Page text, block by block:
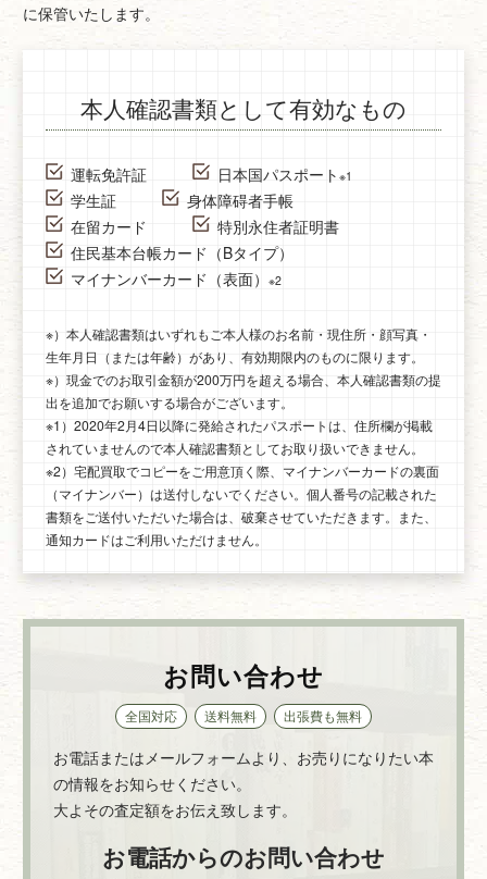
に保管いたします。
本人確認書類として有効なもの
運転免許証 日本国パスポート ※1
学生証
身体障碍者手帳
在留カード
特別永住者証明書
住民基本台帳カード（Bタイプ）
マイナンバーカード（表面） ※2
※）本人確認書類はいずれもご本人様のお名前・現住所・顔写真・
生年月日（または年齢）があり、有効期限内のものに限ります。
※）現金でのお取引金額が200万円を超える場合、本人確認書類の提
出を追加でお願いする場合がございます。
※1）2020年2月4日以降に発給されたパスポートは、住所欄が掲載
されていませんので本人確認書類としてお取り扱いできません。
※2）宅配買取でコピーをご用意頂く際、マイナンバーカードの裏面
（マイナンバー）は送付しないでください。個人番号の記載された
書類をご送付いただいた場合は、破棄させていただきます。また、
通知カードはご利用いただけません。
お問い合わせ
全国対応 送料無料 出張費も無料
お電話またはメールフォームより、お売りになりたい本
の情報をお知らせください。
大よその査定額をお伝え致します。
お電話からのお問い合わせ